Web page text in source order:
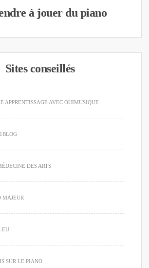
à jouer du piano
Sites conseillés
APPRENTISSAGE AVEC OUIMUSIQUE
DES ARTS
MAJEUR
SUR LE PIANO